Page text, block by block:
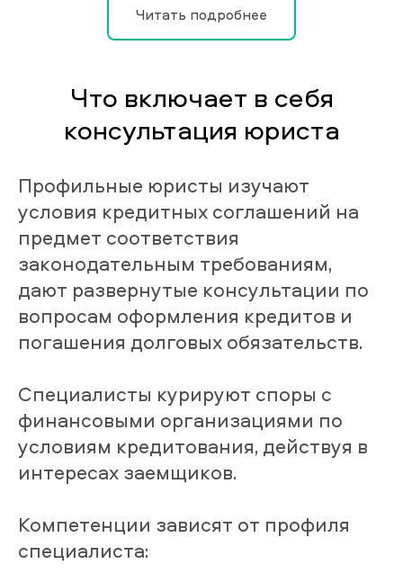
Читать подробнее
Что включает в себя
консультация юриста
Профильные юристы изучают
условия кредитных соглашений на
предмет соответствия
законодательным требованиям,
дают развернутые консультации по
вопросам оформления кредитов и
погашения долговых обязательств.
Специалисты курируют споры с
финансовыми организациями по
условиям кредитования, действуя в
интересах заемщиков.
Компетенции зависят от профиля
специалиста: